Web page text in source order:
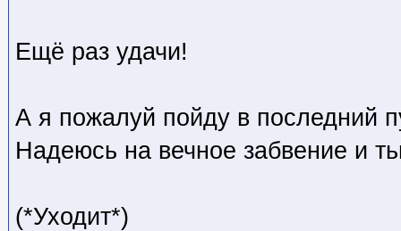
Ещё раз удачи!
А я пожалуй пойду в последний
Надеюсь на вечное забвение и
(*Уходит*)